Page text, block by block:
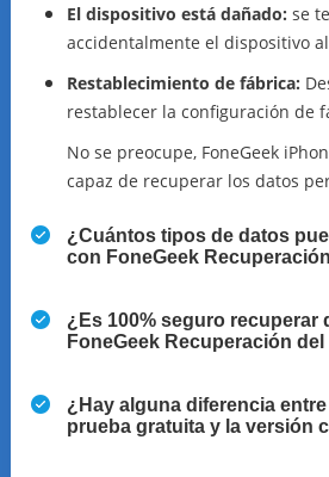
El dispositivo está dañado: se
accidentalmente el dispositivo
Restablecimiento de fábrica:
restablecer la configuración de
No se preocupe, FoneGeek
capaz de recuperar los datos
de iTunes y iCloud.
¿Cuántos tipos de datos
con FoneGeek
¿Es 100% seguro recuperar
FoneGeek Recuperación
¿Hay alguna diferencia
prueba gratuita y la versión